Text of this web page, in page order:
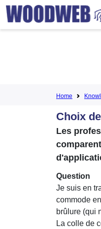
Home
Choix
Les
Question
Je suis en
commode
brûlure (qui
La colle de